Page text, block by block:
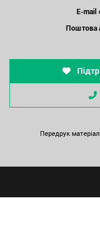
E-mail
Поштова
Передрук